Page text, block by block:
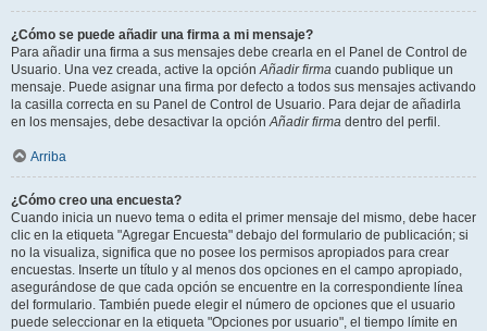
¿Cómo se puede añadir una firma a mi mensaje?
Para añadir una firma a sus mensajes debe crearla en el Panel de Control de
Usuario. Una vez creada, active la opciónAñadir firma cuando publique un
mensaje. Puede asignar una firma por defecto a todos sus mensajes activando
la casilla correcta en su Panel de Control de Usuario. Para dejar de añadirla
en los mensajes, debe desactivar la opciónAñadir firma dentro del perfil.
Arriba
¿Cómo creo una encuesta?
Cuando inicia un nuevo tema o edita el primer mensaje del mismo, debe hacer
clic en la etiqueta "Agregar Encuesta" debajo del formulario de publicación; si
no la visualiza, significa que no posee los permisos apropiados para crear
encuestas. Inserte un título y al menos dos opciones en el campo apropiado,
asegurándose de que cada opción se encuentre en la correspondiente línea
del formulario. También puede elegir el número de opciones que el usuario
puede seleccionar en la etiqueta "Opciones por usuario", el tiempo límite en